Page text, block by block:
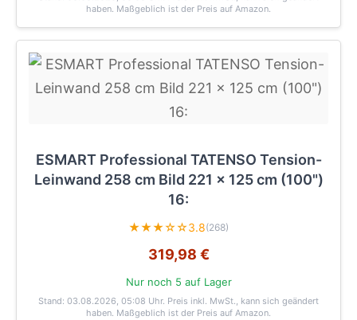
haben. Maßgeblich ist der Preis auf Amazon.
ESMART Professional TATENSO Tension-
Leinwand 258 cm Bild 221 x 125 cm (100")
16:
★★★☆☆3.8(268)
319,98 €
Nur noch 5 auf Lager
Stand: 03.08.2026, 05:08 Uhr. Preis inkl. MwSt., kann sich geändert
haben. Maßgeblich ist der Preis auf Amazon.